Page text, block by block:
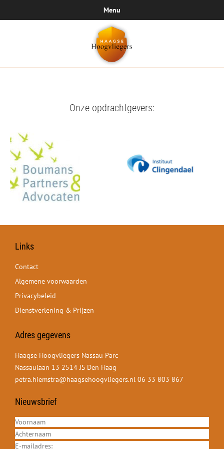
Menu
Onze opdrachtgevers:
Links
Contact
Algemene voorwaarden
Privacybeleid
Dienstverlening & Prijzen
Adres gegevens
Haagse Hoogvliegers Nassau Parc
Nassaulaan 13 2514 JS Den Haag
petra.hiemstra@haagsehoogvliegers.nl 06 33 803 867
Nieuwsbrief